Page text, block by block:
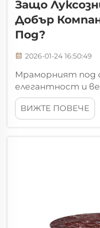
Защо
Добър
Под?
2026-01-24 16:50:49
Мраморният под
елегантност и
луксозни жилища,
клас и
свят. Всъщност
ВИЖТЕ ПОВЕЧЕ